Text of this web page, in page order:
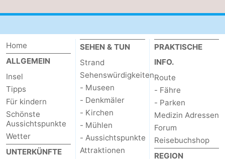
Ameland
-
Terschelling
-
Vlieland
Nordholland
-
Natur
-
Home
ALLGEMEIN
Insel
Tipps
Für kindern
Schönste
Aussichtspunkte
Wetter
UNTERKÜNFTE
SEHEN & TUN
Strand
Sehenswürdigkeiten
- Museen
- Denkmäler
- Kirchen
- Mühlen
- Aussichtspunkte
Attraktionen
PRAKTISCHE
INFO.
Route
- Fähre
- Parken
Medizin Adressen
Forum
Reisebuchshop
REGION